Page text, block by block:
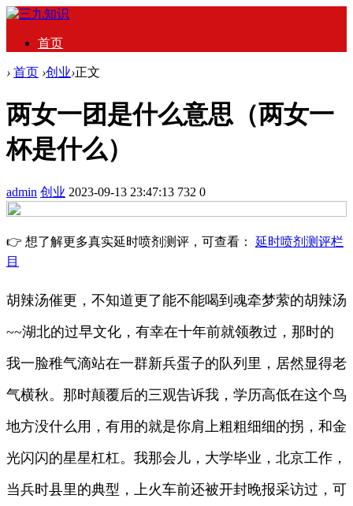
首页
› 首页 ›创业›正文
两女一团是什么意思（两女一
杯是什么）
admin 创业 2023-09-13 23:47:13 732 0
👉 想了解更多真实延时喷剂测评，可查看： 延时喷剂测评栏
目
胡辣汤催更，不知道更了能不能喝到魂牵梦萦的胡辣汤
~~湖北的过早文化，有幸在十年前就领教过，那时的
我一脸稚气滴站在一群新兵蛋子的队列里，居然显得老
气横秋。那时颠覆后的三观告诉我，学历高低在这个鸟
地方没什么用，有用的就是你肩上粗粗细细的拐，和金
光闪闪的星星杠杠。我那会儿，大学毕业，北京工作，
当兵时县里的典型，上火车前还被开封晚报采访过，可